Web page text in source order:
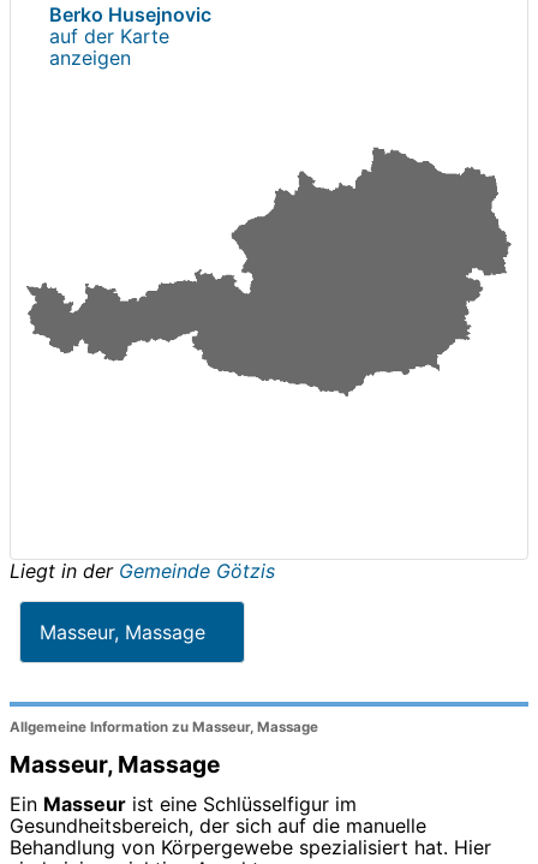
Berko Husejnovic
auf der Karte
anzeigen
Liegt in der Gemeinde Götzis
Masseur, Massage
Allgemeine Information zu Masseur, Massage
Masseur, Massage
Ein Masseur ist eine Schlüsselfigur im
Gesundheitsbereich, der sich auf die manuelle
Behandlung von Körpergewebe spezialisiert hat. Hier